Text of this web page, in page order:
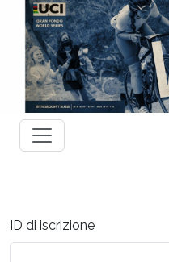
ID di iscrizione